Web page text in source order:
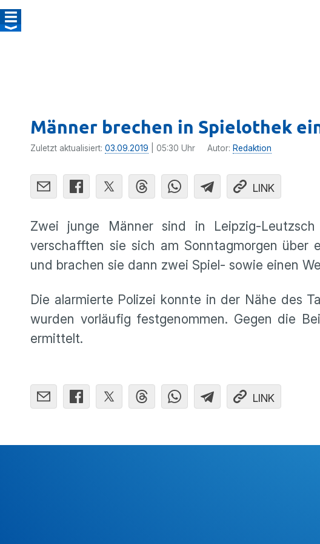
Männer brechen in Spielothek
Zuletzt aktualisiert: 03.09.2019 | 05:30 Uhr Autor: Redaktion
LINK
Zwei junge Männer sind in Leipzig-
verschafften sie sich am Sonntagmorgen über
und brachen sie dann zwei Spiel- sowie einen
Die alarmierte Polizei konnte in der Nähe des
wurden vorläufig festgenommen. Gegen die
ermittelt.
LINK